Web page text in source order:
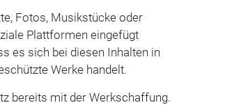
Fotos, Musikstücke oder
Plattformen eingefügt
es sich bei diesen Inhalten in
Werke handelt.
bereits mit der Werkschaffung.